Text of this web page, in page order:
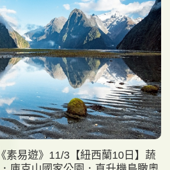
西蘭/澳洲